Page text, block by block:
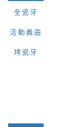
全瓷牙
活動義齒
烤瓷牙